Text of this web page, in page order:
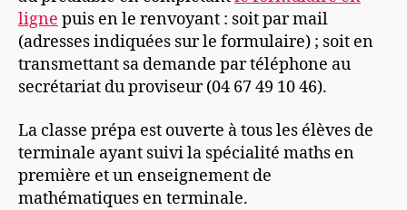
ligne puis en le renvoyant : soit par mail
(adresses indiquées sur le formulaire) ; soit en
transmettant sa demande par téléphone au
secrétariat du proviseur (04 67 49 10 46).
La classe prépa est ouverte à tous les élèves de
terminale ayant suivi la spécialité maths en
première et un enseignement de
mathématiques en terminale.